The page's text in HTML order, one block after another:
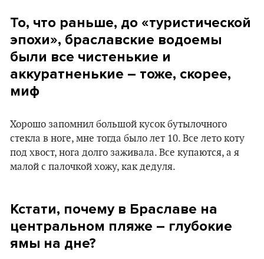
То, что раньше, до «туристической
эпохи», браславские водоемы
были все чистенькие и
аккуратненькие – тоже, скорее,
миф
Хорошо запомнил большой кусок бутылочного
стекла в ноге, мне тогда было лет 10. Все лето коту
под хвост, нога долго заживала. Все купаются, а я
малой с палочкой хожу, как дедуля.
Кстати, почему в Браславе на
центральном пляже – глубокие
ямы на дне?